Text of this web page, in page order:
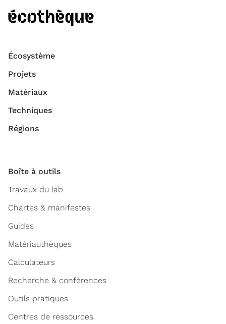
Écosystème
Projets
Matériaux
Techniques
Régions
Boîte à outils
Travaux du lab
Chartes & manifestes
Guides
Matériauthèques
Calculateurs
Recherche & conférences
Outils pratiques
Centres de ressources